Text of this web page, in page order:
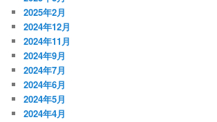
2025年2月
2024年12月
2024年11月
2024年9月
2024年7月
2024年6月
2024年5月
2024年4月